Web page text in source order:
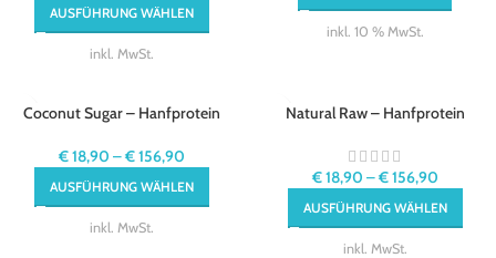
AUSFÜHRUNG WÄHLEN
inkl. MwSt.
inkl. 10 % MwSt.
Coconut Sugar – Hanfprotein
€18,90 –€156,90
AUSFÜHRUNG WÄHLEN
inkl. MwSt.
Natural Raw – Hanfprotein
€18,90 –€156,90
AUSFÜHRUNG WÄHLEN
inkl. MwSt.